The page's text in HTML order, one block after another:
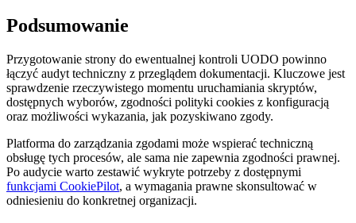
Podsumowanie
Przygotowanie strony do ewentualnej kontroli UODO powinno
łączyć audyt techniczny z przeglądem dokumentacji. Kluczowe jest
sprawdzenie rzeczywistego momentu uruchamiania skryptów,
dostępnych wyborów, zgodności polityki cookies z konfiguracją
oraz możliwości wykazania, jak pozyskiwano zgody.
Platforma do zarządzania zgodami może wspierać techniczną
obsługę tych procesów, ale sama nie zapewnia zgodności prawnej.
Po audycie warto zestawić wykryte potrzeby z dostępnymi
funkcjami CookiePilot, a wymagania prawne skonsultować w
odniesieniu do konkretnej organizacji.